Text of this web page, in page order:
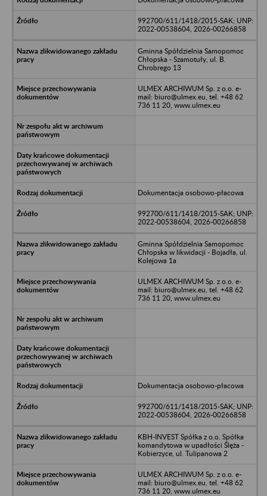
992700/611/1418/2015-SAK; UNP:
2022-00538604, 2026-00266858
Gminna Spółdzielnia Samopomoc
Chłopska - Szamotuły, ul. B.
Chrobrego 13
ULMEX ARCHIWUM Sp. z o.o. e-
mail: biuro@ulmex.eu, tel. +48 62
736 11 20, www.ulmex.eu
Dokumentacja osobowo-płacowa
992700/611/1418/2015-SAK; UNP:
2022-00538604, 2026-00266858
Gminna Spółdzielnia Samopomoc
Chłopska w likwidacji - Bojadła, ul.
Kolejowa 1a
ULMEX ARCHIWUM Sp. z o.o. e-
mail: biuro@ulmex.eu, tel. +48 62
736 11 20, www.ulmex.eu
Dokumentacja osobowo-płacowa
992700/611/1418/2015-SAK; UNP:
2022-00538604, 2026-00266858
KBH-INVEST Spółka z o.o. Spółka
komandytowa w upadłości Ślęża -
Kobierzyce, ul. Tulipanowa 2
ULMEX ARCHIWUM Sp. z o.o. e-
mail: biuro@ulmex.eu, tel. +48 62
736 11 20, www.ulmex.eu